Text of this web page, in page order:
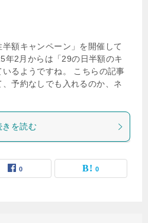
額キャンペーン」を開催して
年2月からは「29の日半額のキ
るようですね。 こちらの記事
予約なしでも入れるのか、ネ
きを読む
0 0